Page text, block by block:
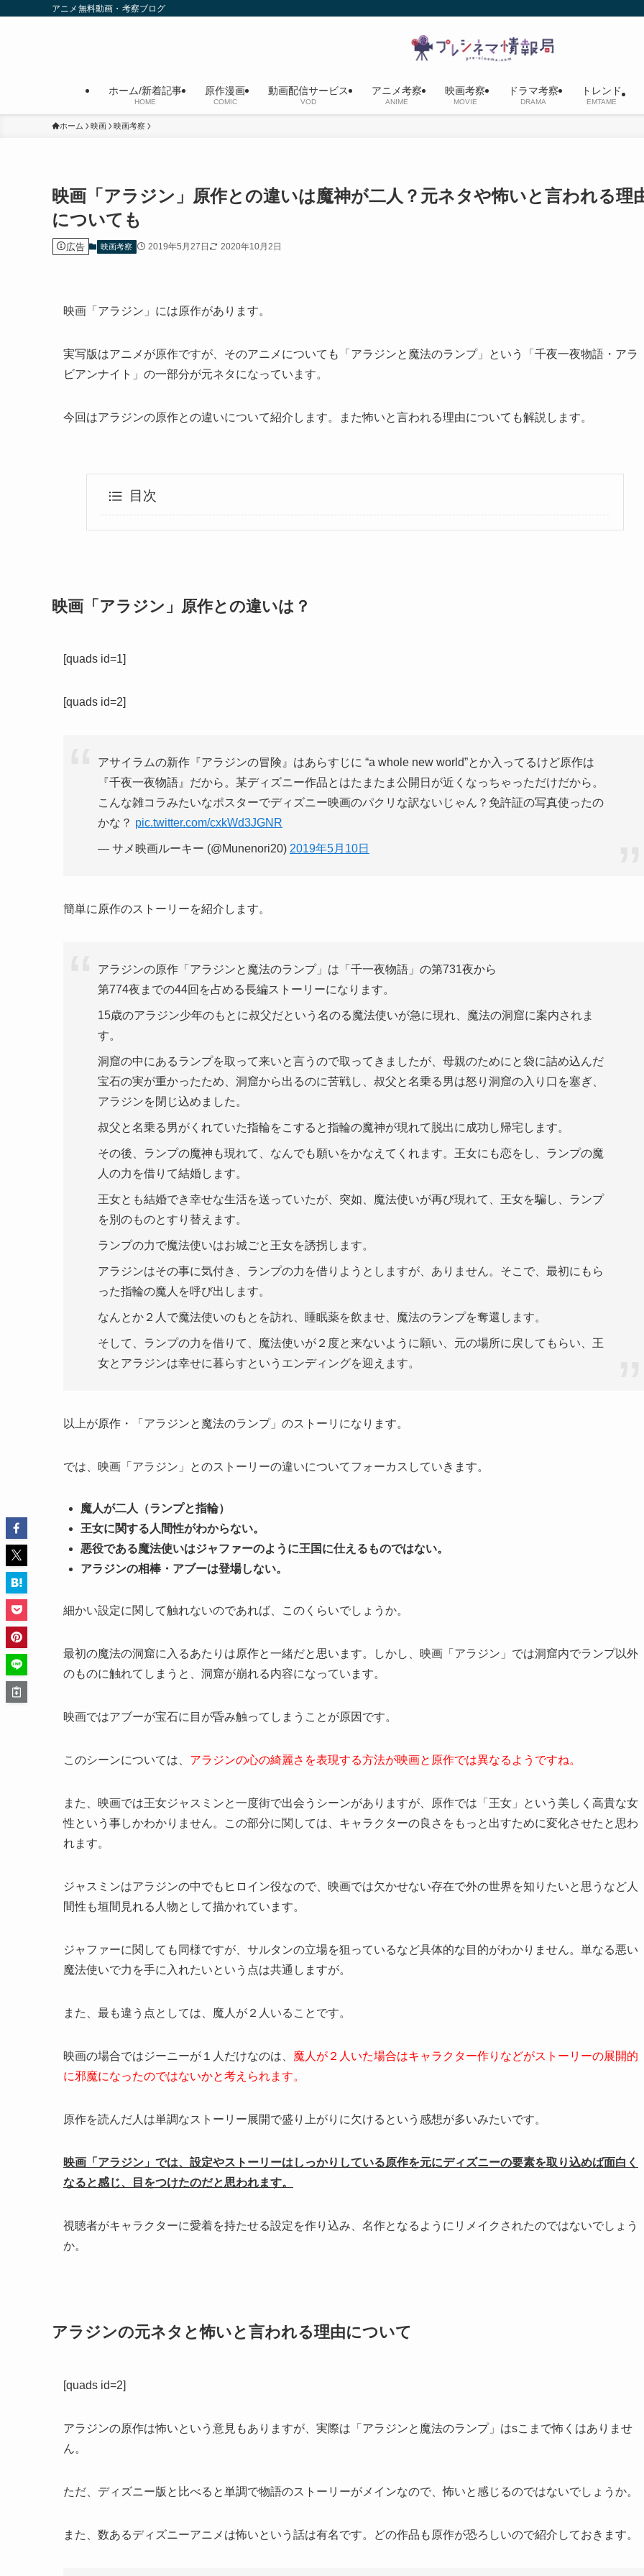
アニメ無料動画・考察ブログ
ホーム/新着記事
HOME
原作漫画
COMIC
動画配信サービス
VOD
アニメ考察
ANIME
映画考察
MOVIE
ドラマ考察
DRAMA
トレンド
EMTAME
ホーム 映画 映画考察
映画「アラジン」原作との違いは魔神が二人？元ネタや怖いと言われる理
についても
広告 映画考察 2019年5月27日 2020年10月2日
映画「アラジン」には原作があります。
実写版はアニメが原作ですが、そのアニメについても「アラジンと魔法のランプ」という「千夜一夜物語・アラ
ビアンナイト」の一部分が元ネタになっています。
今回はアラジンの原作との違いについて紹介します。また怖いと言われる理由についても解説します。
目次
映画「アラジン」原作との違いは？
[quads id=1]
[quads id=2]
アサイラムの新作『アラジンの冒険』はあらすじに “a whole new world”とか入ってるけど原作は
『千夜一夜物語』だから。某ディズニー作品とはたまたま公開日が近くなっちゃっただけだから。
こんな雑コラみたいなポスターでディズニー映画のパクリな訳ないじゃん？免許証の写真使ったの
かな？ pic.twitter.com/cxkWd3JGNR
— サメ映画ルーキー (@Munenori20) 2019年5月10日
簡単に原作のストーリーを紹介します。
アラジンの原作「アラジンと魔法のランプ」は「千一夜物語」の第731夜から
第774夜までの44回を占める長編ストーリーになります。
15歳のアラジン少年のもとに叔父だという名のる魔法使いが急に現れ、魔法の洞窟に案内されま
す。
洞窟の中にあるランプを取って来いと言うので取ってきましたが、母親のためにと袋に詰め込んだ
宝石の実が重かったため、洞窟から出るのに苦戦し、叔父と名乗る男は怒り洞窟の入り口を塞ぎ、
アラジンを閉じ込めました。
叔父と名乗る男がくれていた指輪をこすると指輪の魔神が現れて脱出に成功し帰宅します。
その後、ランプの魔神も現れて、なんでも願いをかなえてくれます。王女にも恋をし、ランプの魔
人の力を借りて結婚します。
王女とも結婚でき幸せな生活を送っていたが、突如、魔法使いが再び現れて、王女を騙し、ランプ
を別のものとすり替えます。
ランプの力で魔法使いはお城ごと王女を誘拐します。
アラジンはその事に気付き、ランプの力を借りようとしますが、ありません。そこで、最初にもら
った指輪の魔人を呼び出します。
なんとか２人で魔法使いのもとを訪れ、睡眠薬を飲ませ、魔法のランプを奪還します。
そして、ランプの力を借りて、魔法使いが２度と来ないように願い、元の場所に戻してもらい、王
女とアラジンは幸せに暮らすというエンディングを迎えます。
以上が原作・「アラジンと魔法のランプ」のストーリになります。
では、映画「アラジン」とのストーリーの違いについてフォーカスしていきます。
魔人が二人（ランプと指輪）
王女に関する人間性がわからない。
悪役である魔法使いはジャファーのように王国に仕えるものではない。
アラジンの相棒・アブーは登場しない。
細かい設定に関して触れないのであれば、このくらいでしょうか。
最初の魔法の洞窟に入るあたりは原作と一緒だと思います。しかし、映画「アラジン」では洞窟内でランプ以外
のものに触れてしまうと、洞窟が崩れる内容になっています。
映画ではアブーが宝石に目が昏み触ってしまうことが原因です。
このシーンについては、 アラジンの心の綺麗さを表現する方法が映画と原作では異なるようですね。
また、映画では王女ジャスミンと一度街で出会うシーンがありますが、原作では「王女」という美しく高貴な女
性という事しかわかりません。この部分に関しては、キャラクターの良さをもっと出すために変化させたと思わ
れます。
ジャスミンはアラジンの中でもヒロイン役なので、映画では欠かせない存在で外の世界を知りたいと思うなど人
間性も垣間見れる人物として描かれています。
ジャファーに関しても同様ですが、サルタンの立場を狙っているなど具体的な目的がわかりません。単なる悪い
魔法使いで力を手に入れたいという点は共通しますが。
また、最も違う点としては、魔人が２人いることです。
映画の場合ではジーニーが１人だけなのは、 魔人が２人いた場合はキャラクター作りなどがストーリーの展開的
に邪魔になったのではないかと考えられます。
原作を読んだ人は単調なストーリー展開で盛り上がりに欠けるという感想が多いみたいです。
映画「アラジン」では、設定やストーリーはしっかりしている原作を元にディズニーの要素を取り込めば面白く
なると感じ、目をつけたのだと思われます。
視聴者がキャラクターに愛着を持たせる設定を作り込み、名作となるようにリメイクされたのではないでしょう
か。
アラジンの元ネタと怖いと言われる理由について
[quads id=2]
アラジンの原作は怖いという意見もありますが、実際は「アラジンと魔法のランプ」はsこまで怖くはありませ
ん。
ただ、ディズニー版と比べると単調で物語のストーリーがメインなので、怖いと感じるのではないでしょうか。
また、数あるディズニーアニメは怖いという話は有名です。どの作品も原作が恐ろしいので紹介しておきます。